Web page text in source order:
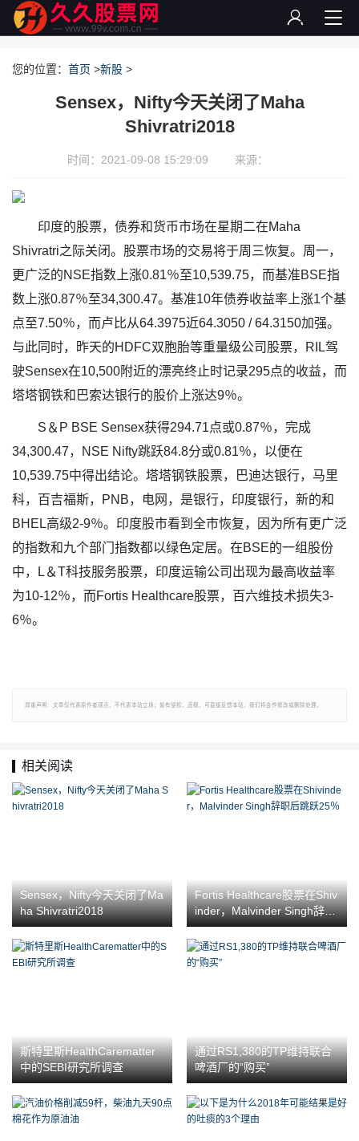
您的位置： 首页 >新股 >
Sensex，Nifty今天关闭了Maha
Shivratri2018
时间：2021-09-08 15:29:09 来源：
印度的股票，债券和货币市场在星期二在Maha
Shivratri之际关闭。股票市场的交易将于周三恢复。周一，
更广泛的NSE指数上涨0.81％至10,539.75，而基准BSE指
数上涨0.87％至34,300.47。基准10年债券收益率上涨1个基
点至7.50％，而卢比从64.3975近64.3050 / 64.3150加强。
与此同时，昨天的HDFC双胞胎等重量级公司股票，RIL驾
驶Sensex在10,500附近的漂亮终止时记录295点的收益，而
塔塔钢铁和巴索达银行的股价上涨达9％。
S＆P BSE Sensex获得294.71点或0.87％，完成
34,300.47，NSE Nifty跳跃84.8分或0.81％，以便在
10,539.75中得出结论。塔塔钢铁股票，巴迪达银行，马里
科，百吉福斯，PNB，电网，是银行，印度银行，新的和
BHEL高级2-9％。印度股市看到全市恢复，因为所有更广泛
的指数和九个部门指数都以绿色定居。在BSE的一组股份
中，L＆T科技服务股票，印度运输公司出现为最高收益率
为10-12％，而Fortis Healthcare股票，百六维技术损失3-
6％。
郑重声明：文章仅代表原作者观点，不代表本站立场；如有侵权、违规，可直接反馈本站，我们将会作修改或删除处理。
相关阅读
Sensex，Nifty今天关闭了Ma
ha Shivratri2018
Fortis Healthcare股票在Shiv
inder，Malvinder Singh辞职
后跳跃25％
斯特里斯HealthCarematter
中的SEBI研究所调查
通过RS1,380的TP维持联合
啤酒厂的“购买”